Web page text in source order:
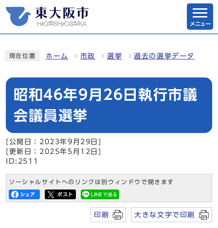
メニュー
現在位置 ホーム 市政 選挙 過去の選挙データ
昭和46年9月26日執行市議
会議員選挙
[公開日：2023年9月29日]
[更新日：2025年5月12日]
ID:2511
ソーシャルサイトへのリンクは別ウィンドウで開きます
印刷 大きな文字で印刷